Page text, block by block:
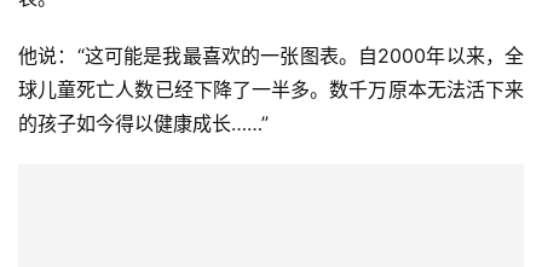
他说：“这可能是我最喜欢的一张图表。自2000年以来，全
球儿童死亡人数已经下降了一半多。数千万原本无法活下来
的孩子如今得以健康成长……”